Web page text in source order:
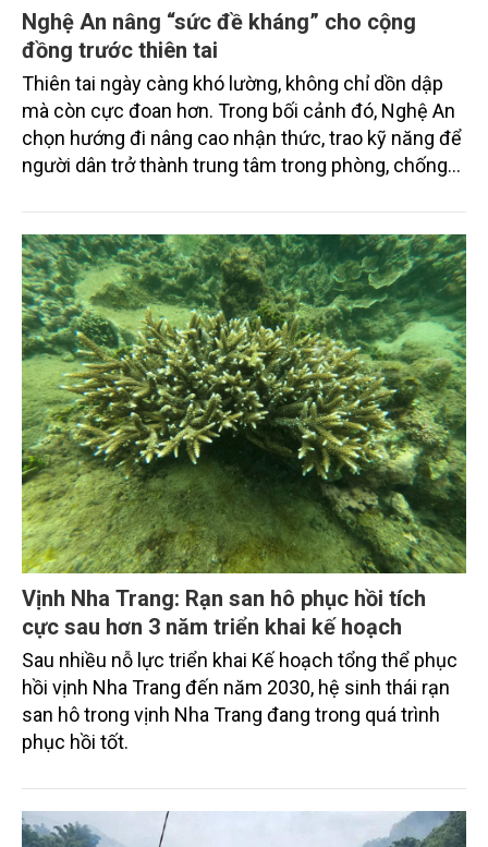
Nghệ An nâng “sức đề kháng” cho cộng
đồng trước thiên tai
Thiên tai ngày càng khó lường, không chỉ dồn dập
mà còn cực đoan hơn. Trong bối cảnh đó, Nghệ An
chọn hướng đi nâng cao nhận thức, trao kỹ năng để
người dân trở thành trung tâm trong phòng, chống
xảy ra.
Vịnh Nha Trang: Rạn san hô phục hồi tích
cực sau hơn 3 năm triển khai kế hoạch
Sau nhiều nỗ lực triển khai Kế hoạch tổng thể phục
hồi vịnh Nha Trang đến năm 2030, hệ sinh thái rạn
san hô trong vịnh Nha Trang đang trong quá trình
phục hồi tốt.